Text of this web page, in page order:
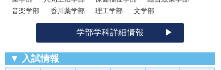
音楽学部
香川薬学部 理工学部 文学部
学部学科詳細情報
▼ 入試情報